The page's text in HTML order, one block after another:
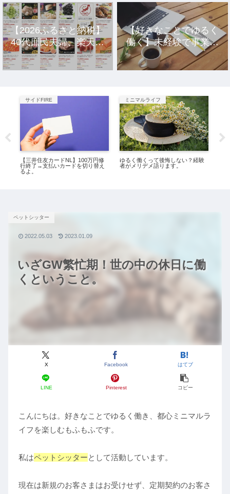
【2026ふるさと納税】
40代庶民夫婦、楽天市
場のおすすめ返礼品10
選。
【好きなことでゆるく
働く】未経験で事業を
立ち上げ10年、元社畜
アラサー女の話。
サイドFIRE
【三井住友カードNL】100万円修
行終了→支払いカードを切り替え
るよ。
ミニマルライフ
ゆるく働くって後悔しない？経験
者がメリデメ語ります。
いざGW繁忙期！世の中の休日に働
くということ。
ペットシッター
X Facebook はてブ
LINE Pinterest コピー
2022.05.03 2023.01.09
こんにちは。好きなことでゆるく働き、都心ミニマルラ
イフを楽しむもふもふです。
私はペットシッターとして活動しています。
現在は新規のお客さまはお受けせず、定期契約のお客さ